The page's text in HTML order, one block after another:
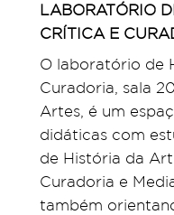
LABORATÓRIO
CRÍTICA E
O laboratório de
Curadoria, sala
Artes, é um
didáticas com
de História da
Curadoria e
também